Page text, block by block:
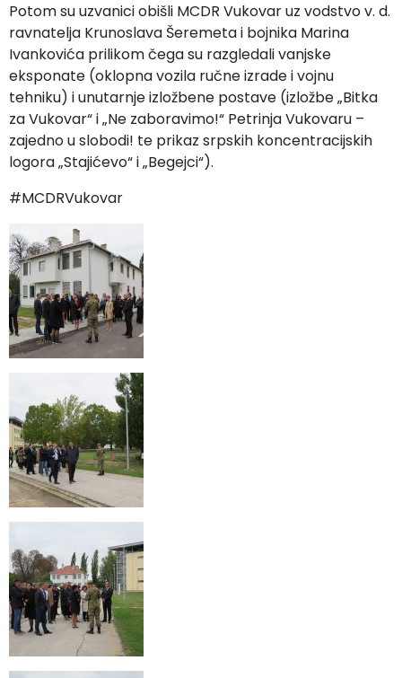
Potom su uzvanici obišli MCDR Vukovar uz vodstvo v. d.
ravnatelja Krunoslava Šeremeta i bojnika Marina
Ivankovića prilikom čega su razgledali vanjske
eksponate (oklopna vozila ručne izrade i vojnu
tehniku) i unutarnje izložbene postave (izložbe „Bitka
za Vukovar“ i „Ne zaboravimo!“ Petrinja Vukovaru –
zajedno u slobodi! te prikaz srpskih koncentracijskih
logora „Stajićevo“ i „Begejci“).
#MCDRVukovar